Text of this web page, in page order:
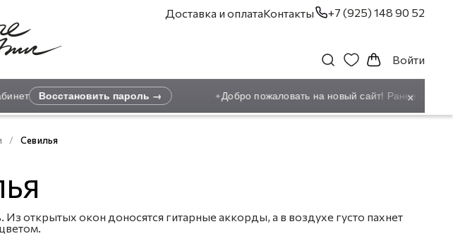
Доставка и оплатаКонтакты +7 (925) 148 90 52
Войти
Восстановить пароль → Добро пожаловать на новый сайт! Ранее ×
Севилья
открытых окон доносятся гитарные аккорды, а в воздухе густо пахнет